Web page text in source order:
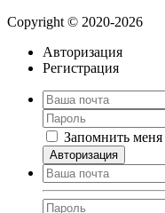
Copyright © 2020-2026
Авторизация
Регистрация
Запомнить меня
Авторизация